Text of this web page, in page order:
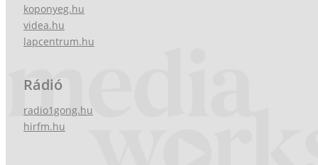
koponyeg.hu
videa.hu
lapcentrum.hu
Rádió
radio1gong.hu
hirfm.hu